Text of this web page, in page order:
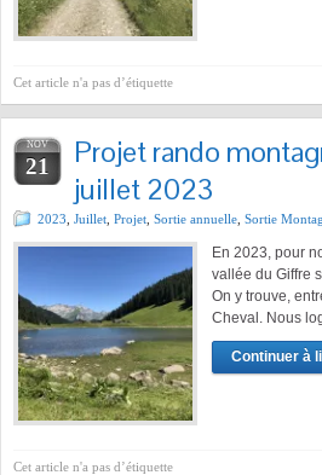
Cet article n'a pas d’étiquette
NOV
21
Projet rando
juillet 2023
2023 Juillet Projet Sortie annuelle Sortie
En 2023, pour
vallée du Giffre
On y trouve,
Cheval. Nous
Continuer à
Cet article n'a pas d’étiquette